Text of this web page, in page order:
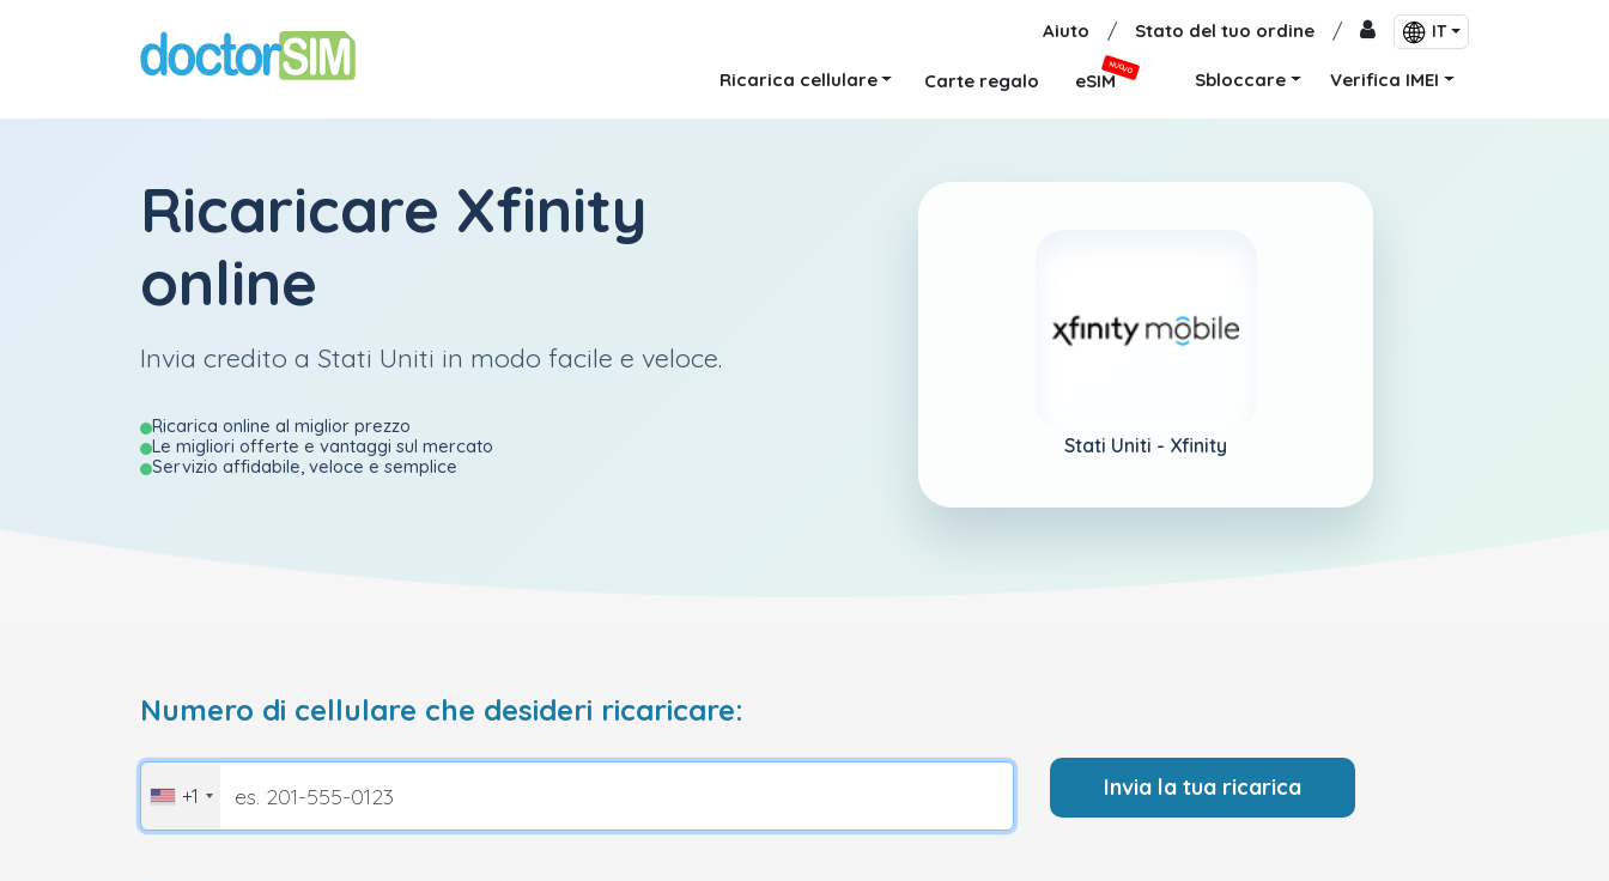
Aiuto / Stato del tuo ordine / IT
Ricarica cellulare Carte regalo eSIM
NUOVO
Sbloccare Verifica IMEI
Ricaricare Xfinity
online
Invia credito a Stati Uniti in modo facile e veloce.
Ricarica online al miglior prezzo
Le migliori offerte e vantaggi sul mercato
Servizio affidabile, veloce e semplice
Stati Uniti - Xfinity
Numero di cellulare che desideri ricaricare:
+1 Invia la tua ricarica